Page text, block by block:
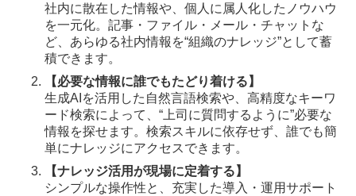
社内に散在した情報や、個人に属人化したノウハウ
を一元化。記事・ファイル・メール・チャットな
ど、あらゆる社内情報を“組織のナレッジ”として蓄
積できます。
【必要な情報に誰でもたどり着ける】
生成AIを活用した自然言語検索や、高精度なキーワ
ード検索によって、“上司に質問するように”必要な
情報を探せます。検索スキルに依存せず、誰でも簡
単にナレッジにアクセスできます。
【ナレッジ活用が現場に定着する】
シンプルな操作性と、充実した導入・運用サポート